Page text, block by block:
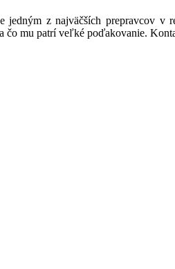
z najväčších prepravcov v
čo mu patrí veľké poďakovanie.